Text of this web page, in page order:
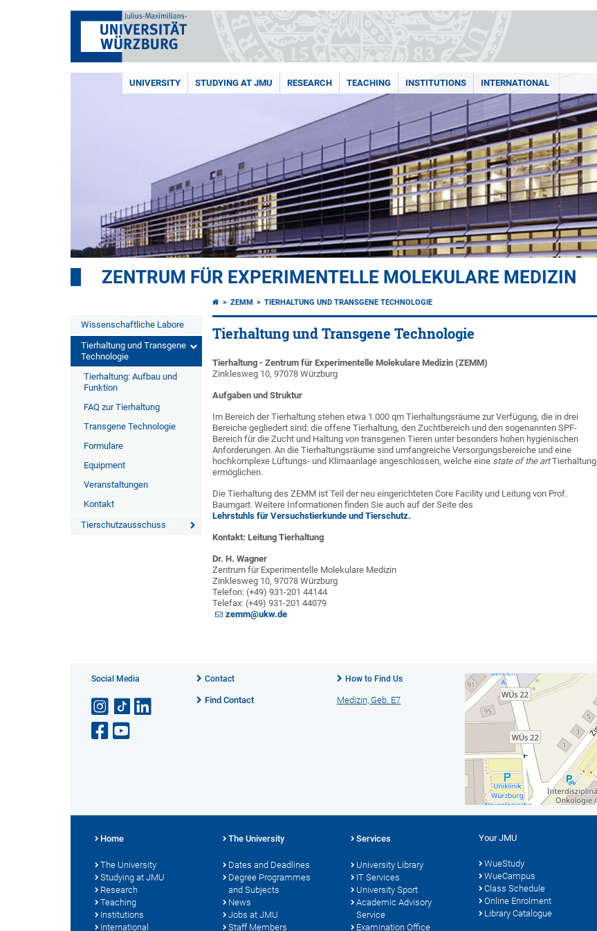
UNIVERSITY STUDYING AT JMU RESEARCH TEACHING INSTITUTIONS INTERNATIONAL
ZENTRUM FÜR EXPERIMENTELLE MOLEKULARE MEDIZIN
Wissenschaftliche Labore
Tierhaltung und Transgene
Technologie
Tierhaltung: Aufbau und
Funktion
FAQ zur Tierhaltung
Transgene Technologie
Formulare
Equipment
Veranstaltungen
Kontakt
Tierschutzausschuss
ZEMM TIERHALTUNG UND TRANSGENE TECHNOLOGIE
Tierhaltung und Transgene Technologie
Tierhaltung - Zentrum für Experimentelle Molekulare Medizin (ZEMM)
Zinklesweg 10, 97078 Würzburg
Aufgaben und Struktur
Im Bereich der Tierhaltung stehen etwa 1.000 qm Tierhaltungsräume zur Verfügung, die in drei
Bereiche gegliedert sind: die offene Tierhaltung, den Zuchtbereich und den sogenannten SPF-
Bereich für die Zucht und Haltung von transgenen Tieren unter besonders hohen hygienischen
Anforderungen. An die Tierhaltungsräume sind umfangreiche Versorgungsbereiche und eine
hochkomplexe Lüftungs- und Klimaanlage angeschlossen, welche eine state of the artTierhaltung
ermöglichen.
Die Tierhaltung des ZEMM ist Teil der neu eingerichteten Core Facility und Leitung von Prof.
Baumgart. Weitere Informationen finden Sie auch auf der Seite des
Lehrstuhls für Versuchstierkunde und Tierschutz.
Kontakt: Leitung Tierhaltung
Dr. H. Wagner
Zentrum für Experimentelle Molekulare Medizin
Zinklesweg 10, 97078 Würzburg
Telefon: (+49) 931-201 44144
Telefax: (+49) 931-201 44079
zemm@ukw.de
Social Media Contact
Find Contact
How to Find Us
Medizin, Geb. E7
Home
The University
Studying at JMU
Research
Teaching
Institutions
International
The University
Dates and Deadlines
Degree Programmes
and Subjects
News
Jobs at JMU
Staff Members
Services
University Library
IT Services
University Sport
Academic Advisory
Service
Examination Office
Your JMU
WueStudy
WueCampus
Class Schedule
Online Enrolment
Library Catalogue